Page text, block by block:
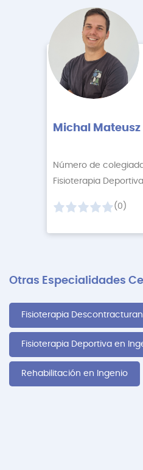
Michal
Número de
(0)
Otras Especialidades
Fisioterapia
Fisioterapia Deportiva en
Rehabilitación en Ingenio